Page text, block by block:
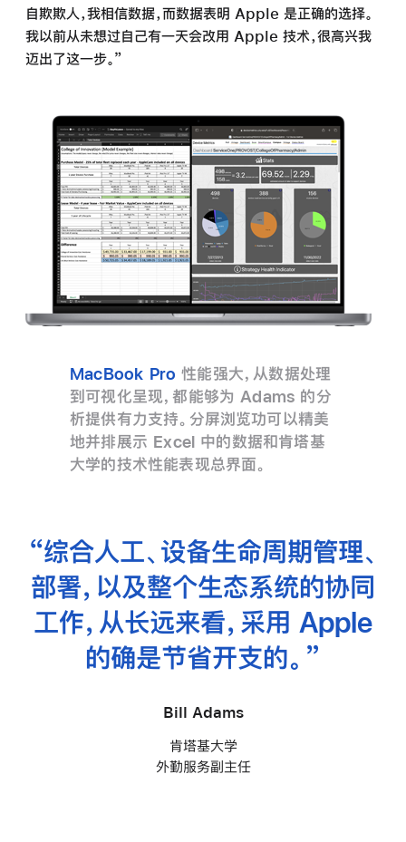
自欺欺人，我相信数据，而数据表明 Apple 是正确的选择。
我以前从未想过自己有一天会改用 Apple 技术，很高兴我
迈出了这一步。”
MacBook Pro 性能强大，从数据处理
到可视化呈现，都能够为 Adams 的分
析提供有力支持。 分屏浏览功可以精美
地并排展示 Excel 中的数据和肯塔基
大学的技术性能表现总界面。
“综合人工、设备生命周期管理、
部署，以及整个生态系统的协同
工作， 从长远来看，采用 Apple
的确是节省开支的。”
Bill Adams
肯塔基大学
外勤服务副主任